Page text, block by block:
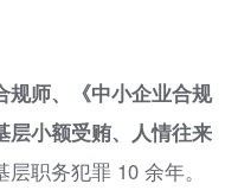
规师、《中小企业合规
层小额受贿、人情往来
层职务犯罪 10 余年。